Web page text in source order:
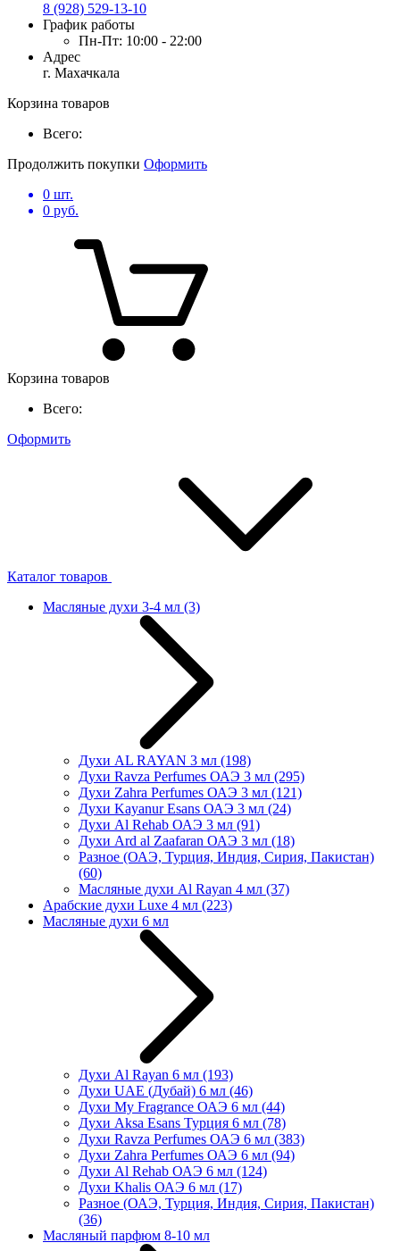
8 (928) 529-13-10
График работы
Пн-Пт: 10:00 - 22:00
Адрес
г. Махачкала
Корзина товаров
Всего:
Продолжить покупки Оформить
0 шт.
0 руб.
Корзина товаров
Всего:
Оформить
Каталог товаров
Масляные духи 3-4 мл (3)
Духи AL RAYAN 3 мл (198)
Духи Ravza Perfumes ОАЭ 3 мл (295)
Духи Zahra Perfumes ОАЭ 3 мл (121)
Духи Kayanur Esans ОАЭ 3 мл (24)
Духи Al Rehab ОАЭ 3 мл (91)
Духи Ard al Zaafaran ОАЭ 3 мл (18)
Разное (ОАЭ, Турция, Индия, Сирия, Пакистан)
(60)
Масляные духи Al Rayan 4 мл (37)
Арабские духи Luxe 4 мл (223)
Масляные духи 6 мл
Духи Al Rayan 6 мл (193)
Духи UAE (Дубай) 6 мл (46)
Духи My Fragrance ОАЭ 6 мл (44)
Духи Aksa Esans Турция 6 мл (78)
Духи Ravza Perfumes ОАЭ 6 мл (383)
Духи Zahra Perfumes ОАЭ 6 мл (94)
Духи Al Rehab ОАЭ 6 мл (124)
Духи Khalis ОАЭ 6 мл (17)
Разное (ОАЭ, Турция, Индия, Сирия, Пакистан)
(36)
Масляный парфюм 8-10 мл